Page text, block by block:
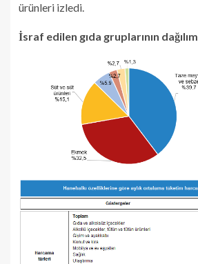
ürünleri izledi.
İsraf edilen gıda gruplarının